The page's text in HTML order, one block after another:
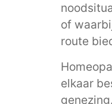
of
route
elkaar